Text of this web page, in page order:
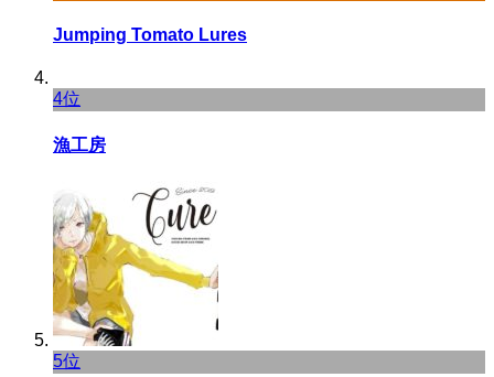
Jumping Tomato Lures
4位
漁工房
5位